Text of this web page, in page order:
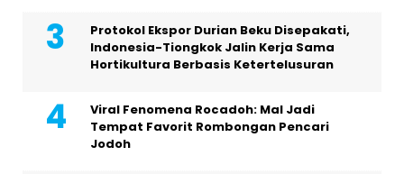
Protokol Ekspor Durian Beku Disepakati,
Indonesia-Tiongkok Jalin Kerja Sama
Hortikultura Berbasis Ketertelusuran
Viral Fenomena Rocadoh: Mal Jadi
Tempat Favorit Rombongan Pencari
Jodoh